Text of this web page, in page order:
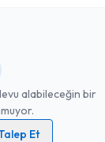
alabileceğin bir
Et